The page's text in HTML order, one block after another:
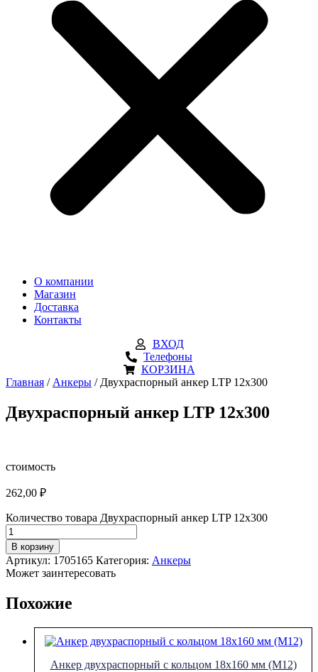
О компании
Магазин
Доставка
Контакты
ВХОД
Телефоны
КОРЗИНА
Главная / Анкеры / Двухраспорный анкер LTP 12х300
Двухраспорный анкер LTP 12х300
стоимость
262,00 ₽
Количество товара Двухраспорный анкер LTP 12х300
В корзину
Артикул: 1705165 Категория: Анкеры
Может заинтересовать
Похожие
Анкер двухраспорный с кольцом 18х160 мм (М12)